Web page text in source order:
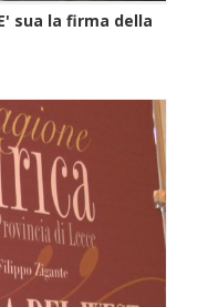
sua la firma della